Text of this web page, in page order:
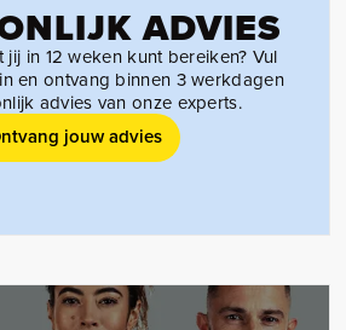
ADVIES
jij in 12 weken kunt bereiken? Vul
en ontvang binnen 3 werkdagen
advies van onze experts.
jouw advies